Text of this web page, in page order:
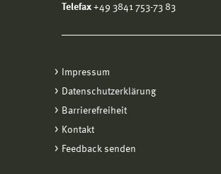
Telefax +49 3841 753-73 83
Impressum
Datenschutzerklärung
Barrierefreiheit
Kontakt
Feedback senden